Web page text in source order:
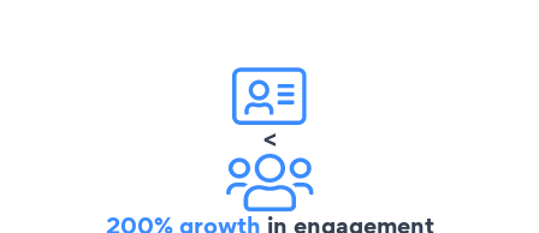
<
200% growth in engagement